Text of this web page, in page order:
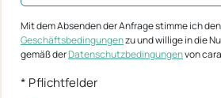
Mit dem Absenden der Anfrage stimme ich den
Geschäftsbedingungenzu und willige in die
gemäß derDatenschutzbedingungenvon
* Pflichtfelder